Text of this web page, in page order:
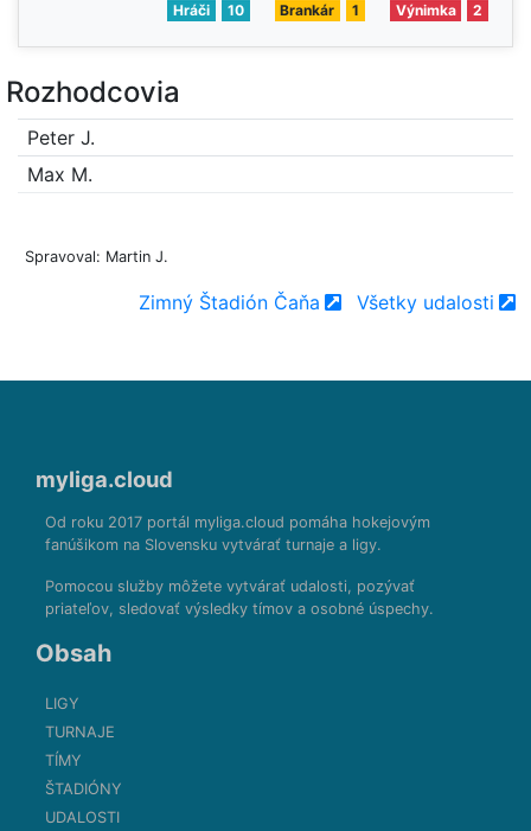
Hráči 10 Brankár 1 Výnimka 2
Rozhodcovia
Peter J.
Max M.
Spravoval: Martin J.
Zimný Štadión Čaňa Všetky udalosti
myliga.cloud
Od roku 2017 portál myliga.cloud pomáha hokejovým
fanúšikom na Slovensku vytvárať turnaje a ligy.
Pomocou služby môžete vytvárať udalosti, pozývať
priateľov, sledovať výsledky tímov a osobné úspechy.
Obsah
LIGY
TURNAJE
TÍMY
ŠTADIÓNY
UDALOSTI